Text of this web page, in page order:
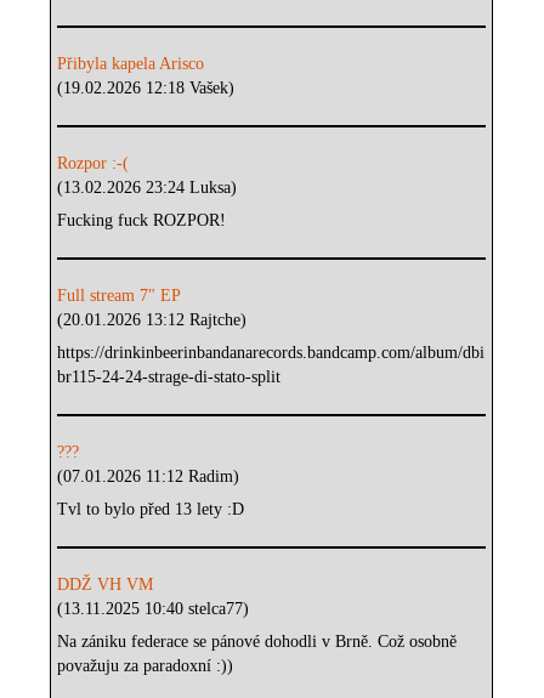
Přibyla kapela Arisco
(19.02.2026 12:18 Vašek)
Rozpor :-(
(13.02.2026 23:24 Luksa)
Fucking fuck ROZPOR!
Full stream 7" EP
(20.01.2026 13:12 Rajtche)
https://drinkinbeerinbandanarecords.bandcamp.com/album/dbi
br115-24-24-strage-di-stato-split
???
(07.01.2026 11:12 Radim)
Tvl to bylo před 13 lety :D
DDŽ VH VM
(13.11.2025 10:40 stelca77)
Na zániku federace se pánové dohodli v Brně. Což osobně
považuju za paradoxní :))